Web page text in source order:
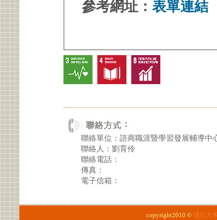
參考網址： 表單連結
聯絡單位：諮商職涯暨學習發展輔導中
聯絡人：劉育伶
聯絡電話：
傳真：
電子信箱：
copyright2010 © 淡江大